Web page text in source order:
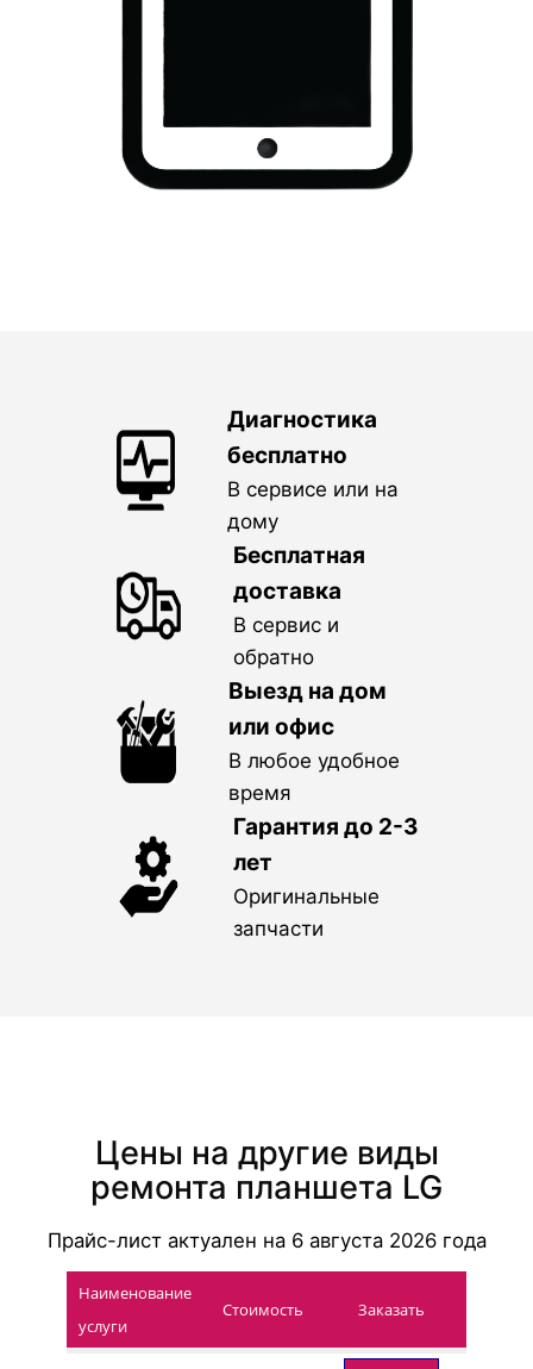
Диагностика
бесплатно
В сервисе или на
дому
Бесплатная
доставка
В сервис и
обратно
Выезд на дом
или офис
В любое удобное
время
Гарантия до 2-3
лет
Оригинальные
запчасти
Цены на другие виды
ремонта планшета LG
Прайс-лист актуален на 6 августа 2026года
Наименование
услуги
Стоимость Заказать